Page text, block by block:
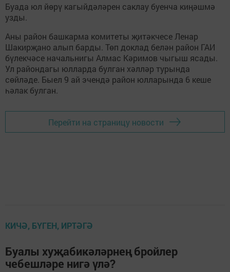
Буада юл йөрү кагыйдәләрен саклау буенча киңәшмә
узды.
Аны район башкарма комитеты җитәкчесе Ленар
Шакирҗано алып барды. Төп доклад белән район ГАИ
бүлекчәсе начальнигы Алмас Кәримов чыгыш ясады.
Ул райондагы юлларда булган хәлләр турында
сөйләде. Быел 9 ай эчендә район юлларында 6 кеше
һәлак булган.
Перейти на страницу новости
КИЧӘ, БҮГЕН, ИРТӘГӘ
Буалы хуҗабикәләрнең бройлер
чебешләре нигә үлә?